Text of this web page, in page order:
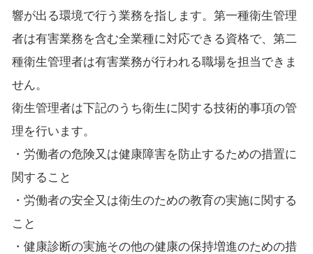
響が出る環境で行う業務を指します。第一種衛生管理
者は有害業務を含む全業種に対応できる資格で、第二
種衛生管理者は有害業務が行われる職場を担当できま
せん。
衛生管理者は下記のうち衛生に関する技術的事項の管
理を行います。
・労働者の危険又は健康障害を防止するための措置に
関すること
・労働者の安全又は衛生のための教育の実施に関する
こと
・健康診断の実施その他の健康の保持増進のための措